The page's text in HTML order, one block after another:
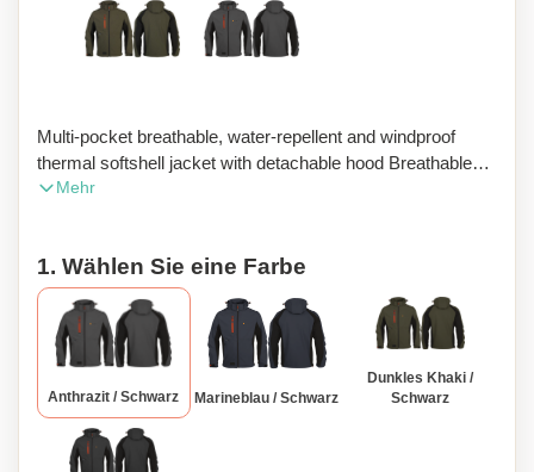
Multi-pocket breathable, water-repellent and windproof
thermal softshell jacket with detachable hood Breathable
3000 mvp Waterproof 5000 mm 1 chest pocket 2 side
- Outer: 100% polyester ripstop with mechanical stretch
Inner: 100% polyester micro-fleece
Mehr
1. Wählen Sie eine Farbe
Anthrazit / Schwarz Marineblau / Schwarz
Dunkles Khaki /
Schwarz